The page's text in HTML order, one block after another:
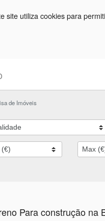
site utiliza cookies para
de Imóveis
Para construção na